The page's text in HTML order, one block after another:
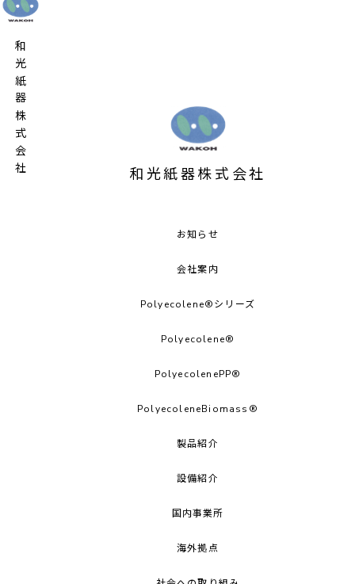
和光紙器株式会社 和光紙器株式会社
お知らせ
会社案内
Polyecolene®シリーズ
Polyecolene®︎
PolyecolenePP®︎
PolyecoleneBiomass®
製品紹介
設備紹介
国内事業所
海外拠点